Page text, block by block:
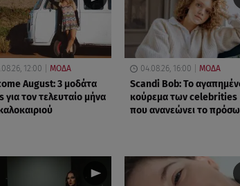
12:00 ΜΟΔΑ
August: 3 μοδάτα
για τον τελευταίο μήνα
04.08.26, 16:00 ΜΟΔΑ
Scandi Bob: Το
κούρεμα των celebrities
που ανανεώνει το